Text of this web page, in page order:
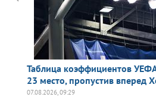
Таблица коэффициентов
23 место, пропустив вперед
07.08.2026, 09:29